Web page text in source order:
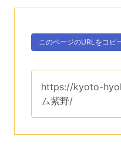
ボタン、
このページのURLをコピ
。
このページのURL
https://kyoto-
ム紫野/